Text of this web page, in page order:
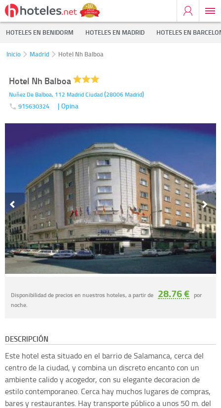
HOTELES EN BENIDORM HOTELES EN MADRID HOTELES EN
Inicio Madrid Hotel Nh Balboa
Hotel Nh Balboa
Nuñez De Balboa, 112 Madrid Ciudad(28006 Madrid)
915630324 | Opina
Disponibilidad de precios en nuestros hoteles, a partir de 28.76 € por
noche.
DESCRIPCIÓN
Este hotel esta situado en el barrio de Salamanca, cerca del
centro de la ciudad, y combina un discreto encanto con un
ambiente calido y acogedor, con su elegante decoracion de
estilo contemporaneo. Cerca hay muchos lugares de compras,
bares y restaurantes. Hay transporte público a unos 50 m. del